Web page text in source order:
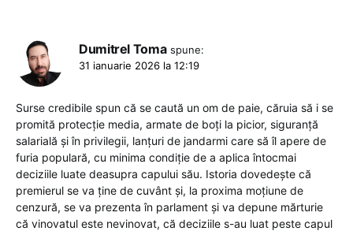
Dumitrel Toma spune:
31 ianuarie 2026 la 12:19
Surse credibile spun că se caută un om de paie, căruia să i se
promită protecție media, armate de boți la picior, siguranță
salarială și în privilegii, lanțuri de jandarmi care să îl apere de
furia populară, cu minima condiție de a aplica întocmai
deciziile luate deasupra capului său. Istoria dovedește că
premierul se va ține de cuvânt și, la proxima moțiune de
cenzură, se va prezenta în parlament și va depune mărturie
că vinovatul este nevinovat, că deciziile s-au luat peste capul